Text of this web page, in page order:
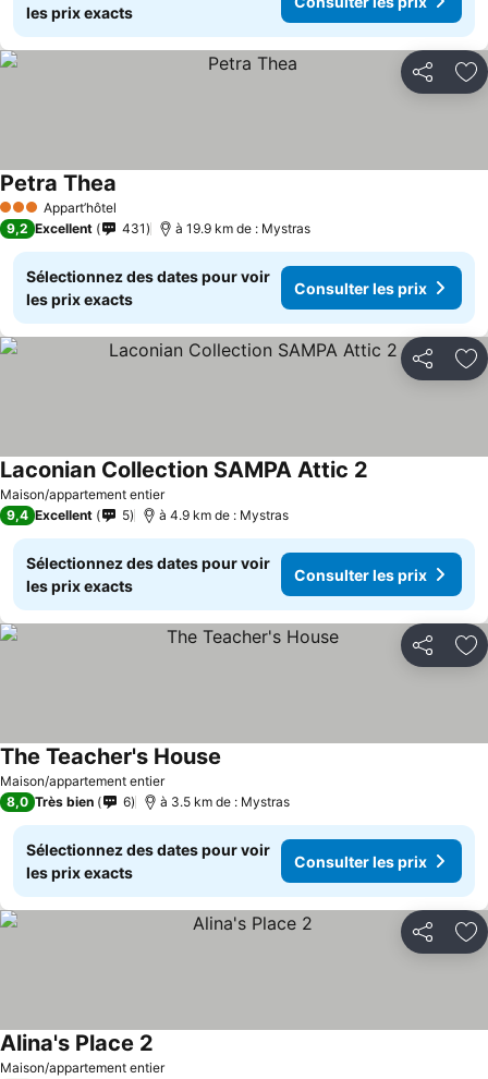
les prix exacts
Partager
3 ÉtoilesAppart’hôtel
Petra Thea
9,2 Excellent 431 à 19.9 km de : Mystras
Sélectionnez des dates pour voir
les prix exacts
Consulter les prix
Partager
Maison/appartement entier
Laconian Collection SAMPA Attic 2
9,4 Excellent 5 à 4.9 km de : Mystras
Sélectionnez des dates pour voir
les prix exacts
Consulter les prix
Partager
Maison/appartement entier
The Teacher's House
8,0 Très bien 6 à 3.5 km de : Mystras
Sélectionnez des dates pour voir
les prix exacts
Consulter les prix
Partager
Maison/appartement entier
Alina's Place 2